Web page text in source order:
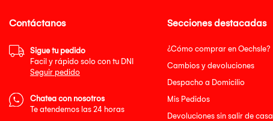
Secciones destacadas
¿Cómo comprar en Oechsle?
Cambios y devoluciones
Despacho a Domicilio
Mis Pedidos
Devoluciones sin salir de casa
Contáctanos
Sigue tu pedido
Facil y rápido solo con tu DNI
Seguir pedido
Chatea con nosotros
Te atendemos las 24 horas